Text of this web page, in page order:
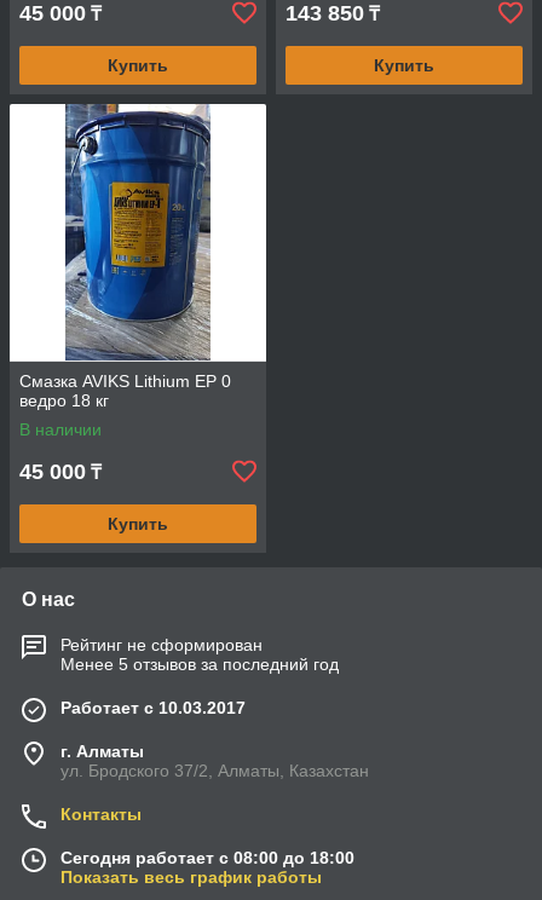
45 000 ₸
Купить
143 850 ₸
Купить
Смазка AVIKS Lithium EP 0
ведро 18 кг
В наличии
45 000 ₸
Купить
О нас
Рейтинг не сформирован
Менее 5 отзывов за последний год
Работает с 10.03.2017
г. Алматы
ул. Бродского 37/2, Алматы, Казахстан
Контакты
Сегодня работает с 08:00 до 18:00
Показать весь график работы